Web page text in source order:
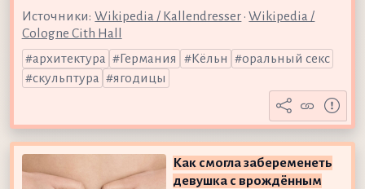
Источники: Wikipedia / Kallendresser •Wikipedia /
Cologne Cith Hall
архитектура
Германия Кёльн
оральный секс
скульптура
ягодицы
Как смогла забеременеть
девушка с врождённым